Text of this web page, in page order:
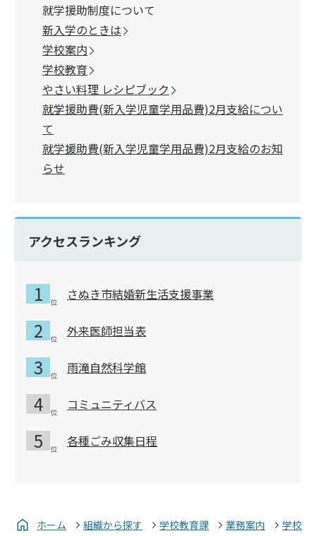
就学援助制度について
新入学のときは
学校案内
学校教育
やさい料理 レシピブック
就学援助費(新入学児童学用品費)2月支給につい
て
就学援助費(新入学児童学用品費)2月支給のお知
らせ
アクセスランキング
さぬき市結婚新生活支援事業
外来医師担当表
雨滝自然科学館
コミュニティバス
各種ごみ収集日程
ホーム 組織から探す 学校教育課 業務案内
学校